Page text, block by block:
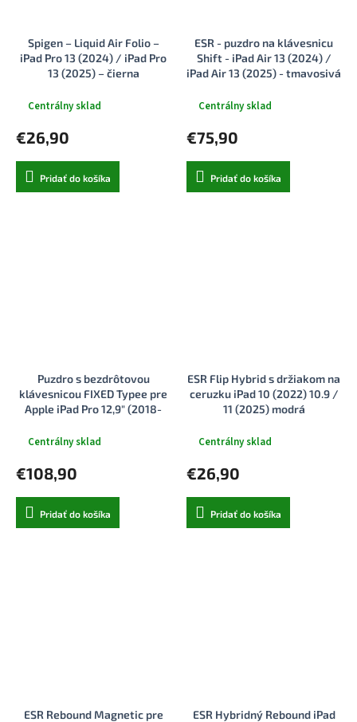
Spigen – Liquid Air Folio –
iPad Pro 13 (2024) / iPad Pro
13 (2025) – čierna
Centrálny sklad
€26,90
Pridať do košíka
ESR - puzdro na klávesnicu
Shift - iPad Air 13 (2024) /
iPad Air 13 (2025) - tmavosivá
Centrálny sklad
€75,90
Pridať do košíka
Puzdro s bezdrôtovou
klávesnicou FIXED Typee pre
Apple iPad Pro 12,9" (2018-
13", CZ, čierne
Centrálny sklad
€108,90
Pridať do košíka
ESR Flip Hybrid s držiakom na
ceruzku iPad 10 (2022) 10.9 /
11 (2025) modrá
Centrálny sklad
€26,90
Pridať do košíka
ESR Rebound Magnetic pre ESR Hybridný Rebound iPad